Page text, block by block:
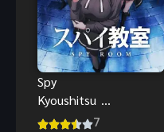
Spy
Kyoushitsu 1
ห้องเรียนจาร
7